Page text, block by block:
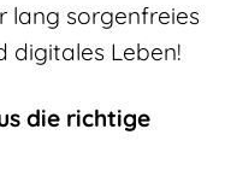
lang sorgenfreies
digitales Leben!
die richtige